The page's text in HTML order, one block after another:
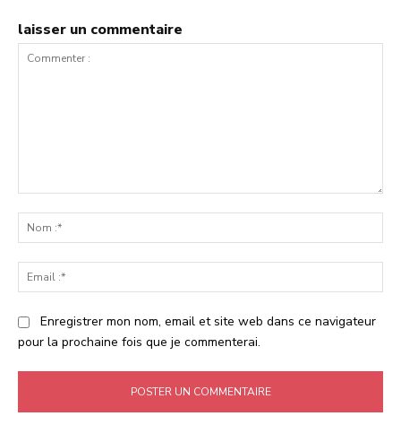
laisser un commentaire
:*
:*
Enregistrer mon nom, email et site web dans ce navigateur
pour la prochaine fois que je commenterai.